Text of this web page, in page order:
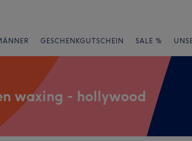
GESCHENKGUTSCHEIN SALE %
waxing - hollywood